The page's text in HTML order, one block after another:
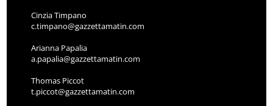
Cinzia Timpano
c.timpano@gazzettamatin.com
Arianna Papalia
a.papalia@gazzettamatin.com
Thomas Piccot
t.piccot@gazzettamatin.com